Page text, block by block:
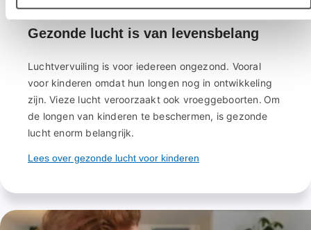
Gezonde lucht is van levensbelang
Luchtvervuiling is voor iedereen ongezond. Vooral
voor kinderen omdat hun longen nog in ontwikkeling
zijn. Vieze lucht veroorzaakt ook vroeggeboorten. Om
de longen van kinderen te beschermen, is gezonde
lucht enorm belangrijk.
Lees over gezonde lucht voor kinderen